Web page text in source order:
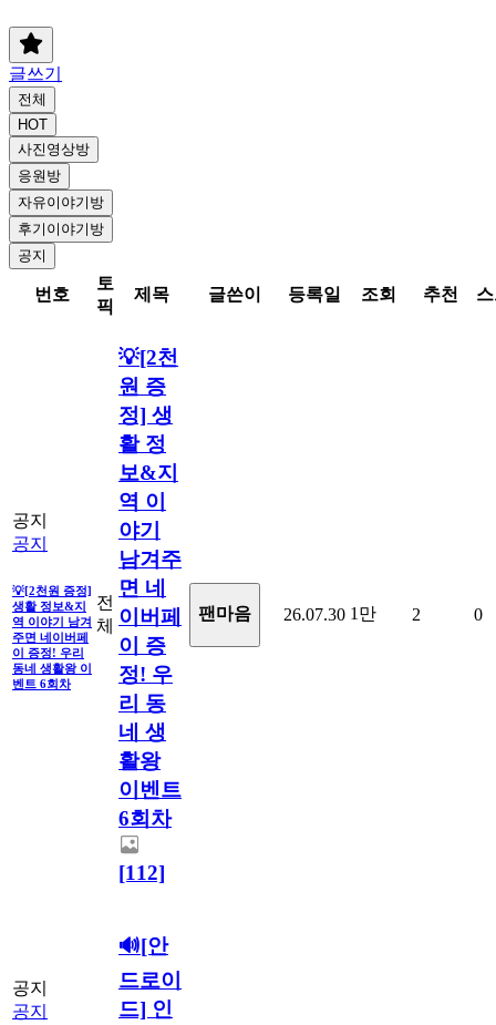
글쓰기
전체
HOT
사진영상방
응원방
자유이야기방
후기이야기방
공지
번호
토
픽
제목 글쓴이 등록일 조회 추천
공지
공지
💡[2천원 증정]
생활 정보&지
역 이야기 남겨
주면 네이버페
이 증정! 우리
동네 생활왕 이
벤트 6회차
전
체
💡[2천
원 증
정] 생
활 정
보&지
역 이
야기
남겨주
면 네
이버페
이 증
정! 우
리 동
네 생
활왕
이벤트
6회차
[112]
팬마음ㅤ 26.07.30 1만 2 0
공지
공지
🔊[안
드로이
드] 인